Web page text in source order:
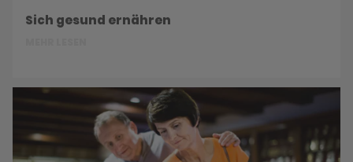
Sich gesund ernähren